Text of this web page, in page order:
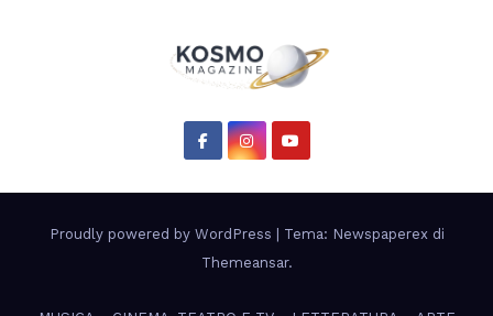
Proudly powered by WordPress | Tema: Newspaperex di
Themeansar.